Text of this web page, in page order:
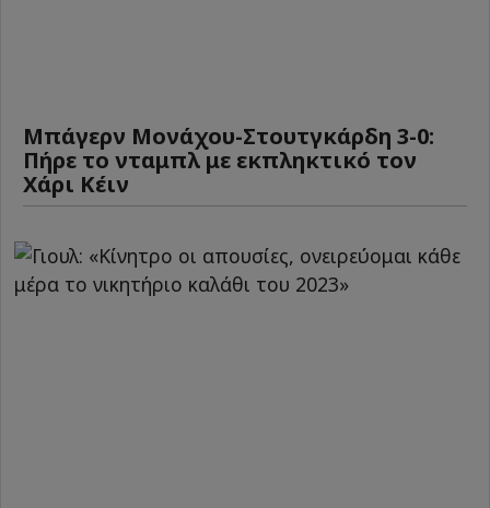
Μπάγερν Μονάχου-Στουτγκάρδη 3-0:
Πήρε το νταμπλ με εκπληκτικό τον
Χάρι Κέιν